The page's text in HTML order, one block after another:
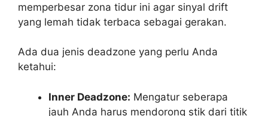
memperbesar zona tidur ini agar sinyal drift
yang lemah tidak terbaca sebagai gerakan.
Ada dua jenis deadzone yang perlu Anda
ketahui:
Inner Deadzone: Mengatur seberapa
jauh Anda harus mendorong stik dari titik